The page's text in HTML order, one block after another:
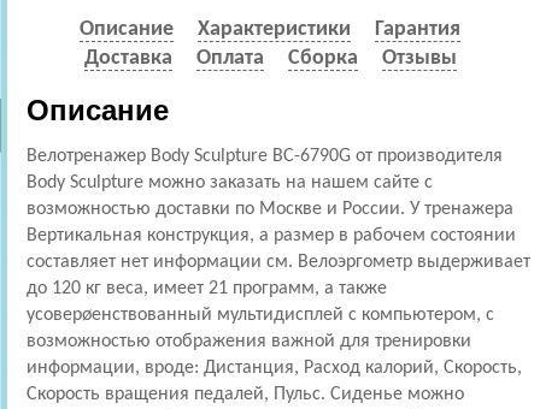
Описание Характеристики
Гарантия
Доставка
Оплата Сборка Отзывы
Описание
Велотренажер Body Sculpture ВС-6790G от производителя
Body Sculpture можно заказать на нашем сайте с
возможностью доставки по Москве и России. У тренажера
Вертикальная конструкция, а размер в рабочем состоянии
составляет нет информации см. Велоэргометр выдерживает
до 120 кг веса, имеет 21 программ, а также
усоверøенствованный мультидисплей с компьютером, с
возможностью отображения важной для тренировки
информации, вроде: Дистанция, Расход калорий, Скорость,
Скорость вращения педалей, Пульс. Сиденье можно